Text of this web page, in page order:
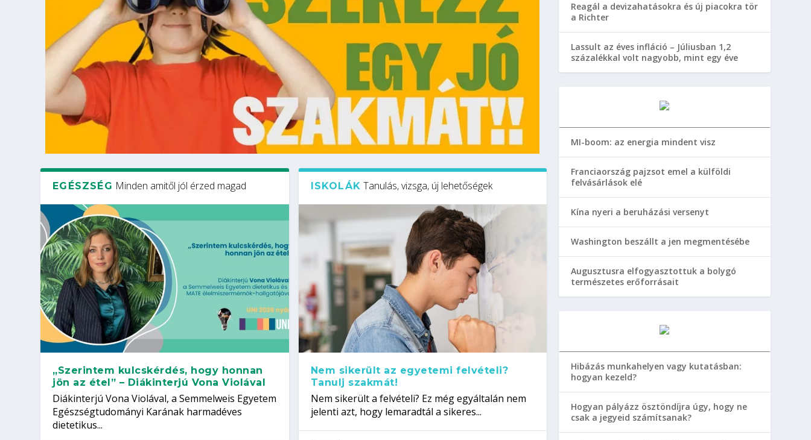
EGÉSZSÉG Minden amitől jól érzed magad
„Szerintem kulcskérdés, hogy honnan
jön az étel” – Diákinterjú Vona Violával
Diákinterjú Vona Violával, a Semmelweis Egyetem
Egészségtudományi Karának harmadéves
dietetikus...
ISKOLÁK Tanulás, vizsga, új lehetőségek
Nem sikerült az egyetemi felvételi?
Tanulj szakmát!
Nem sikerült a felvételi? Ez még egyáltalán nem
jelenti azt, hogy lemaradtál a sikeres...
Reagál a devizahatásokra és új piacokra tör
a Richter
Lassult az éves infláció – Júliusban 1,2
százalékkal volt nagyobb, mint egy éve
MI-boom: az energia mindent visz
Franciaország pajzsot emel a külföldi
felvásárlások elé
Kína nyeri a beruházási versenyt
Washington beszállt a jen megmentésébe
Augusztusra elfogyasztottuk a bolygó
természetes erőforrásait
Hibázás munkahelyen vagy kutatásban:
hogyan kezeld?
Hogyan pályázz ösztöndíjra úgy, hogy ne
csak a jegyeid számítsanak?